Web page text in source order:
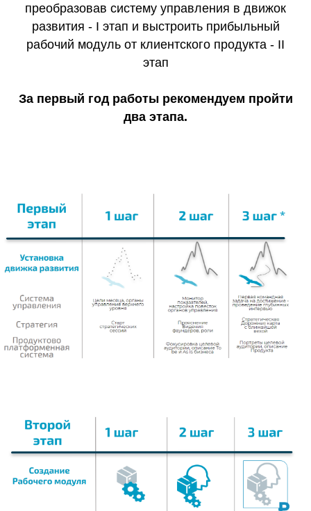
преобразовав систему управления в движок
развития - I этап и выстроить прибыльный
рабочий модуль от клиентского продукта - II
этап
За первый год работы рекомендуем пройти
два этапа.